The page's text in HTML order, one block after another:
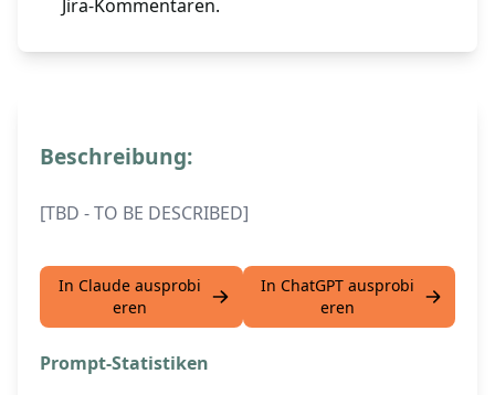
Jira-Kommentaren.
Beschreibung:
[TBD - TO BE DESCRIBED]
In Claude ausprobi
eren
In ChatGPT ausprobi
eren
Prompt-Statistiken